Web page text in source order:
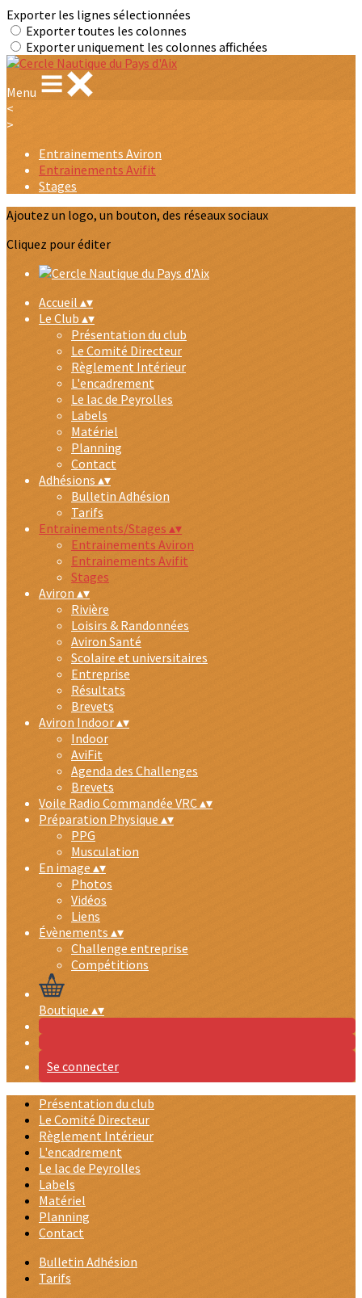
Exporter les lignes sélectionnées
Exporter toutes les colonnes
Exporter uniquement les colonnes affichées
Menu
<
>
Entrainements Aviron
Entrainements Avifit
Stages
Ajoutez un logo, un bouton, des réseaux sociaux
Cliquez pour éditer
Accueil ▴▾
Le Club ▴▾
Présentation du club
Le Comité Directeur
Règlement Intérieur
L'encadrement
Le lac de Peyrolles
Labels
Matériel
Planning
Contact
Adhésions ▴▾
Bulletin Adhésion
Tarifs
Entrainements/Stages ▴▾
Entrainements Aviron
Entrainements Avifit
Stages
Aviron ▴▾
Rivière
Loisirs & Randonnées
Aviron Santé
Scolaire et universitaires
Entreprise
Résultats
Brevets
Aviron Indoor▴▾
Indoor
AviFit
Agenda des Challenges
Brevets
Voile Radio Commandée VRC▴▾
Préparation Physique ▴▾
PPG
Musculation
En image ▴▾
Photos
Vidéos
Liens
Évènements ▴▾
Challenge entreprise
Compétitions
Boutique ▴▾
Se connecter
Présentation du club
Le Comité Directeur
Règlement Intérieur
L'encadrement
Le lac de Peyrolles
Labels
Matériel
Planning
Contact
Bulletin Adhésion
Tarifs